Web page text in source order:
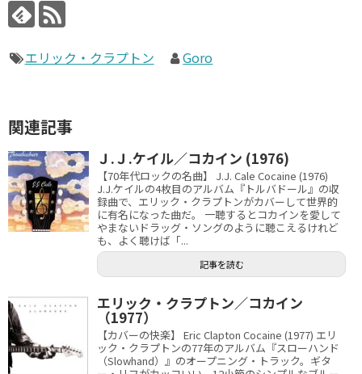
エリック・クラプトン Goro
関連記事
Ｊ.Ｊ.ケイル／コカイン (1976)
【70年代ロックの名曲】 J.J. Cale Cocaine (1976)
J.J.ケイルの4枚目のアルバム『トルバドール』の収
録曲で、エリック・クラプトンがカバーして世界的
に有名になった曲だ。 一聴するとコカインを愛して
やまないドラッグ・ソングのように聴こえるけれど
も、よく聴けば「...
記事を読む
エリック・クラプトン／コカイン
（1977）
【カバーの快楽】 Eric Clapton Cocaine (1977) エリ
ック・クラプトンの77年のアルバム『スローハンド
（Slowhand）』のオープニング・トラック。ギタ